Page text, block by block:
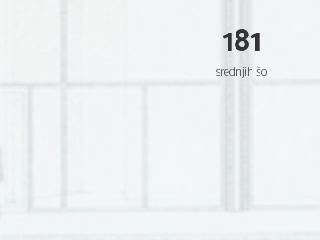
181
srednjih šol